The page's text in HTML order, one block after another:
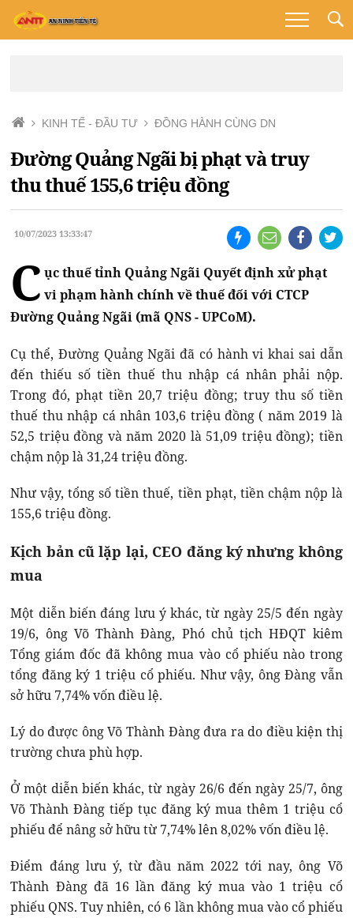
KINH TẾ - ĐẦU TƯ ĐỒNG HÀNH CÙNG DN
Đường Quảng Ngãi bị phạt và truy
thu thuế 155,6 triệu đồng
10/07/2023 13:33:47
C ục thuế tỉnh Quảng Ngãi Quyết định xử phạt
vi phạm hành chính về thuế đối với CTCP
Đường Quảng Ngãi (mã QNS - UPCoM).
Cụ thể, Đường Quảng Ngãi đã có hành vi khai sai dẫn
đến thiếu số tiền thuế thu nhập cá nhân phải nộp.
Trong đó, phạt tiền 20,7 triệu đồng; truy thu số tiền
thuế thu nhập cá nhân 103,6 triệu đồng ( năm 2019 là
52,5 triệu đồng và năm 2020 là 51,09 triệu đồng); tiền
chậm nộp là 31,24 triệu đồng.
Như vậy, tổng số tiền thuế, tiền phạt, tiền chậm nộp là
155,6 triệu đồng.
Kịch bản cũ lặp lại, CEO đăng ký nhưng không
mua
Một diễn biến đáng lưu ý khác, từ ngày 25/5 đến ngày
19/6, ông Võ Thành Đàng, Phó chủ tịch HĐQT kiêm
Tổng giám đốc đã không mua vào cổ phiếu nào trong
tổng đăng ký 1 triệu cổ phiếu. Như vậy, ông Đàng vẫn
sở hữu 7,74% vốn điều lệ.
Lý do được ông Võ Thành Đàng đưa ra do điều kiện thị
trường chưa phù hợp.
Ở một diễn biến khác, từ ngày 26/6 đến ngày 25/7, ông
Võ Thành Đàng tiếp tục đăng ký mua thêm 1 triệu cổ
phiếu để nâng sở hữu từ 7,74% lên 8,02% vốn điều lệ.
Điểm đáng lưu ý, từ đầu năm 2022 tới nay, ông Võ
Thành Đàng đã 16 lần đăng ký mua vào 1 triệu cổ
phiếu QNS. Tuy nhiên, có 6 lần không mua vào cổ phiếu